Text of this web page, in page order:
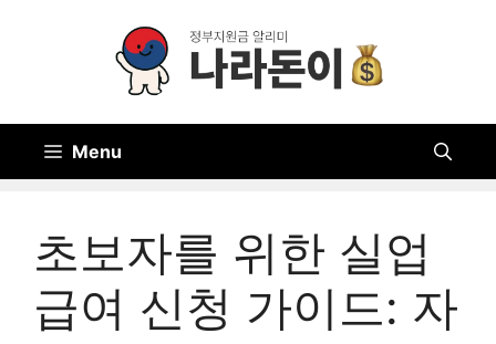
Menu
초보자를 위한 실업
급여 신청 가이드: 자